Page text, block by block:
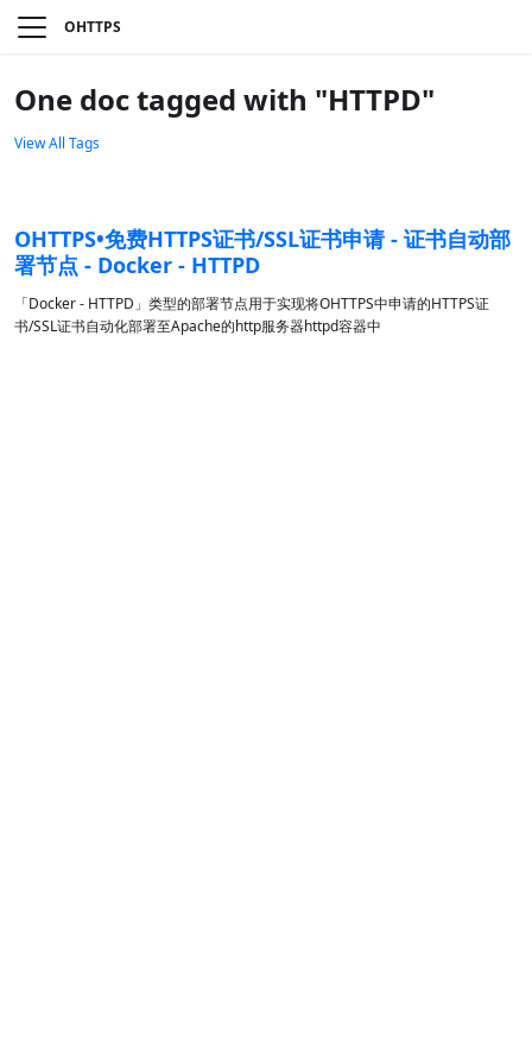
OHTTPS
One doc tagged with "HTTPD"
View All Tags
OHTTPS•免费HTTPS证书/SSL证书申请 - 证书自动部
署节点 - Docker - HTTPD
「Docker - HTTPD」类型的部署节点用于实现将OHTTPS中申请的HTTPS证
书/SSL证书自动化部署至Apache的http服务器httpd容器中